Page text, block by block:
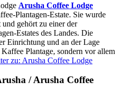
Arusha Coffee Lodge
Plantagen-Estate. Sie wurde
gehört zu einer der
Estates des Landes. Die
Einrichtung und an der Lage
Plantage, sondern vor allem
zu: Arusha Coffee Lodge
/ Arusha Coffee